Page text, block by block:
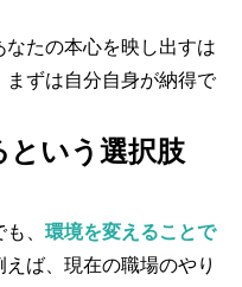
たの本心を映し出すは
ずは自分自身が納得で
という選択肢
、 環境を変えることで
えば、現在の職場のやり